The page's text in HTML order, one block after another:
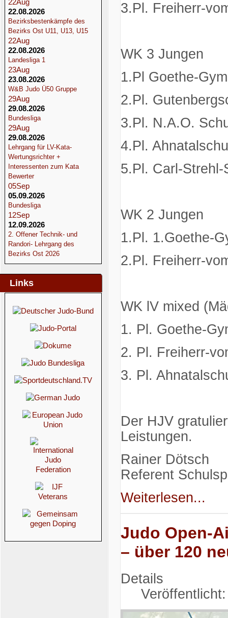
22Aug
22.08.2026
Bezirksbestenkämpfe des
Bezirks Ost U11, U13, U15
22Aug
22.08.2026
Landesliga 1
23Aug
23.08.2026
W&B Judo Ü50 Gruppe
29Aug
29.08.2026
Bundesliga
29Aug
29.08.2026
Lehrgang für LV-Kata-
Wertungsrichter +
Interessenten zum Kata
Bewerter
05Sep
05.09.2026
Bundesliga
12Sep
12.09.2026
2. Offener Technik- und
Randori- Lehrgang des
Bezirks Ost 2026
Links
3.Pl. Freiherr-
WK 3 Jungen
1.Pl Goethe-
2.Pl.
3.Pl. N.A.O.
4.Pl.
5.Pl. Carl-
WK 2 Jungen
1.Pl. 1.Goethe-
2.Pl. Freiherr-
WK lV mixed
1. Pl. Goethe-
2. Pl. Freiherr-
3. Pl.
Der HJV
Leistungen.
Rainer Dötsch
Referent
Weiterlesen...
Judo Open-
– über 120
Details